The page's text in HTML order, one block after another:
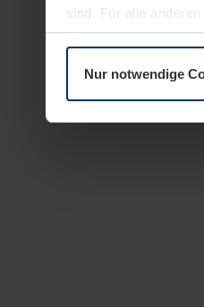
sind. Für alle
Erläuterung auf der
Nur notwendige